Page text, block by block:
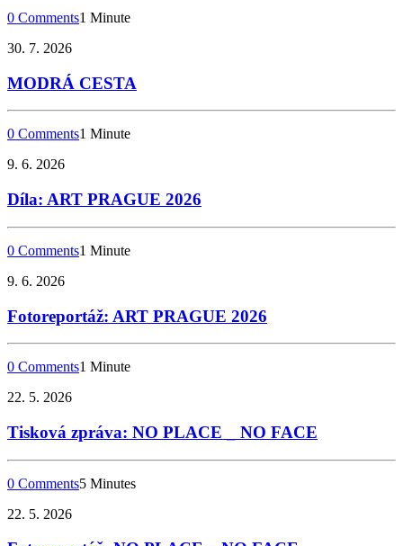
0 Comments1 Minute
30. 7. 2026
MODRÁ CESTA
0 Comments1 Minute
9. 6. 2026
Díla: ART PRAGUE 2026
0 Comments1 Minute
9. 6. 2026
Fotoreportáž: ART PRAGUE 2026
0 Comments1 Minute
22. 5. 2026
Tisková zpráva: NO PLACE _ NO FACE
0 Comments5 Minutes
22. 5. 2026